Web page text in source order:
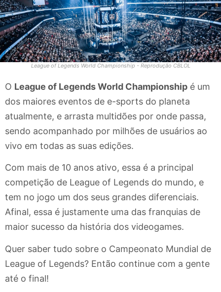
League of Legends World Championship - Reprodução CBLOL
O League of Legends World Championship é um
dos maiores eventos de e-sports do planeta
atualmente, e arrasta multidões por onde passa,
sendo acompanhado por milhões de usuários ao
vivo em todas as suas edições.
Com mais de 10 anos ativo, essa é a principal
competição de League of Legends do mundo, e
tem no jogo um dos seus grandes diferenciais.
Afinal, essa é justamente uma das franquias de
maior sucesso da história dos videogames.
Quer saber tudo sobre o Campeonato Mundial de
League of Legends? Então continue com a gente
até o final!